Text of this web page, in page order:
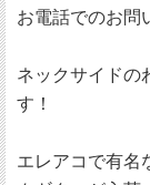
お電話でのお問
ネックサイドの
す！
エレアコで有名